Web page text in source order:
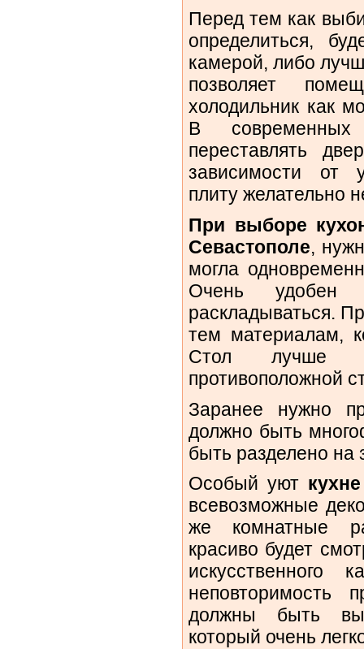
Перед тем как
определиться,
камерой, либо
позволяет
холодильник как
В современных
переставлять
зависимости от
плиту желательно
При выборе
Севастополе,
могла
Очень удобен
раскладываться.
тем материалам,
Стол лучше
противоположной
Заранее нужно
должно быть
быть разделено на
Особый уют
всевозможные
же комнатные
красиво будет
искусственного
должны быть
который очень